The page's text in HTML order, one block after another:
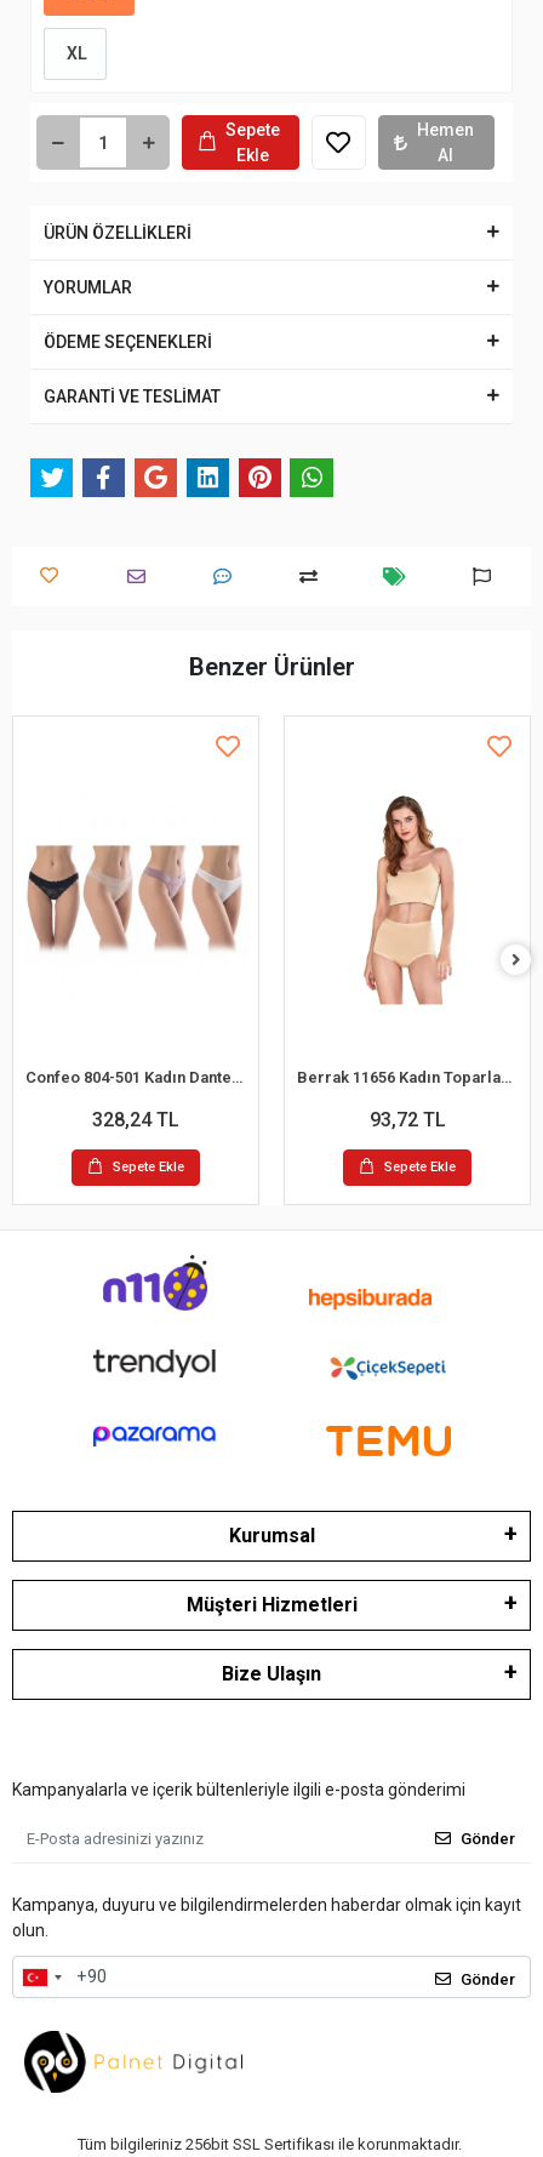
XL
Sepete
Ekle
Hemen
Al
ÜRÜN ÖZELLİKLERİ
YORUMLAR
ÖDEME SEÇENEKLERİ
GARANTİ VE TESLİMAT
Benzer Ürünler
Confeo 804-501 Kadın Dantelli 4 lü Tanga Külot
328,24 TL
Sepete Ekle
Berrak 11656 Kadın Toparlayıcı Bato Külot
93,72 TL
Sepete Ekle
Kurumsal
Müşteri Hizmetleri
Bize Ulaşın
Kampanyalarla ve içerik bültenleriyle ilgili e-posta gönderimi
Gönder
Kampanya, duyuru ve bilgilendirmelerden haberdar olmak için kayıt
olun.
Gönder
Tüm bilgileriniz 256bit SSL Sertifikası ile korunmaktadır.